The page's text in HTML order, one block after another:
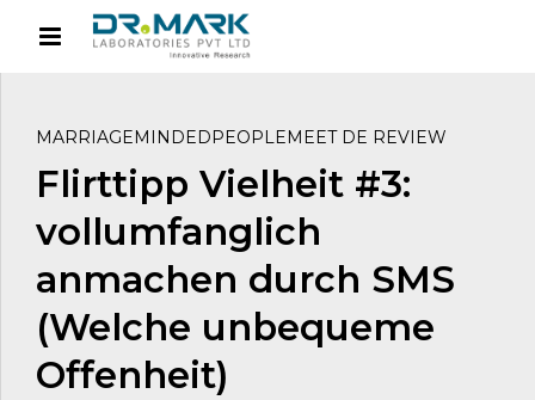
MARRIAGEMINDEDPEOPLEMEET DE REVIEW
Flirttipp Vielheit #3:
vollumfanglich
anmachen durch SMS
(Welche unbequeme
Offenheit)